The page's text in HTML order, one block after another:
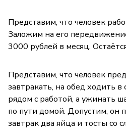
Представим, что человек
Заложим на его
3000 рублей в месяц.
Представим, что человек
завтракать, на обед ходить
рядом с работой, а ужинать
по пути домой. Допустим, он
завтрак два яйца и тосты со